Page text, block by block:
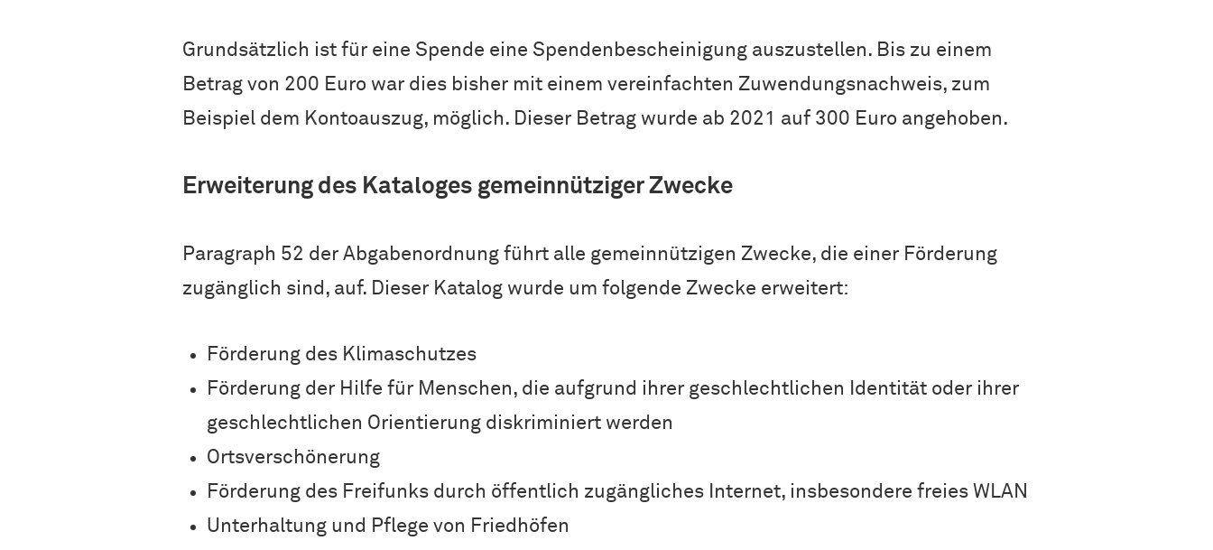
Grundsätzlich ist für eine Spende eine Spendenbescheinigung auszustellen. Bis zu einem
Betrag von 200 Euro war dies bisher mit einem vereinfachten Zuwendungsnachweis, zum
Beispiel dem Kontoauszug, möglich. Dieser Betrag wurde ab 2021 auf 300 Euro angehoben.
Erweiterung des Kataloges gemeinnütziger Zwecke
Paragraph 52 der Abgabenordnung führt alle gemeinnützigen Zwecke, die einer Förderung
zugänglich sind, auf. Dieser Katalog wurde um folgende Zwecke erweitert:
Förderung des Klimaschutzes
Förderung der Hilfe für Menschen, die aufgrund ihrer geschlechtlichen Identität oder ihrer
geschlechtlichen Orientierung diskriminiert werden
Ortsverschönerung
Förderung des Freifunks durch öffentlich zugängliches Internet, insbesondere freies WLAN
Unterhaltung und Pflege von Friedhöfen